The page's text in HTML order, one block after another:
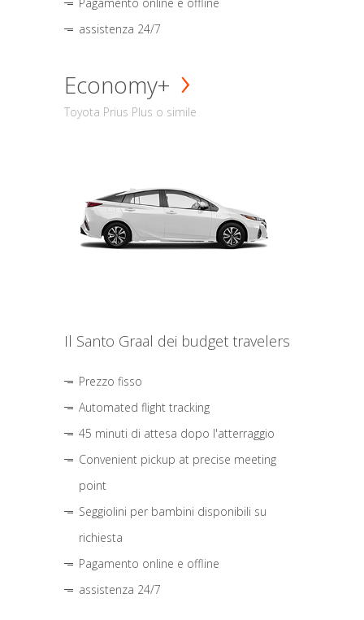
assistenza 24/7
Economy+
Toyota Prius Plus o simile
Il Santo Graal dei budget travelers
Prezzo fisso
Automated flight tracking
45 minuti di attesa dopo l'atterraggio
Convenient pickup at precise meeting
point
Seggiolini per bambini disponibili su
richiesta
Pagamento online e offline
assistenza 24/7